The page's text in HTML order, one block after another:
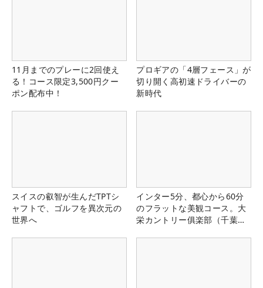
11月までのプレーに2回使え
る！コース限定3,500円クー
ポン配布中！
プロギアの「4層フェース」が
切り開く高初速ドライバーの
新時代
スイスの叡智が生んだTPTシ
ャフトで、ゴルフを異次元の
世界へ
インター5分、都心から60分
のフラットな美観コース。大
栄カントリー俱楽部（千葉